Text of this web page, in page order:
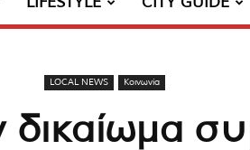
LOCAL NEWS Κοινωνία
δικαίωμα